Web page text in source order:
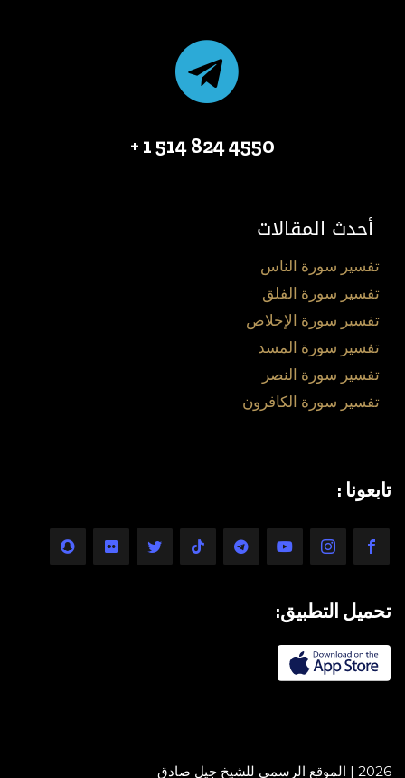
4550 824 514 1 +
أحدث المقالات
تفسير سورة الناس
تفسير سورة الفلق
تفسير سورة الإخلاص
تفسير سورة المسد
تفسير سورة النصر
تفسير سورة الكافرون
تابعونا :
تحميل التطبيق:
2026 | الموقع الرسمي للشيخ جيل صادق